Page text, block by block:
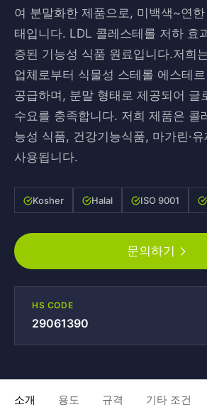
여 분말화한 제품으로, 미백색~연
태입니다. LDL 콜레스테롤 저하 효
증된 기능성 식품 원료입니다.저희
업체로부터 식물성 스테롤 에스테
공급하며, 분말 형태로 제공되어 글
수요를 충족합니다. 저희 제품은 콜
능성 식품, 건강기능식품, 마가린·
사용됩니다.
Kosher Halal ISO 9001
문의하기
HS CODE
29061390
소개 용도 규격 기타 조건